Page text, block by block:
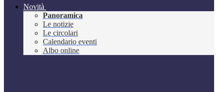
Novità
Panoramica
Le notizie
Le circolari
Calendario eventi
Albo online